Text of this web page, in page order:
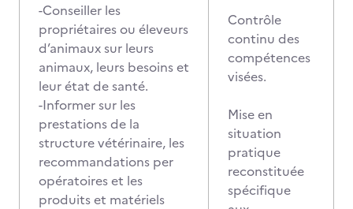
-Conseiller les
propriétaires ou éleveurs
d’animaux sur leurs
animaux, leurs besoins et
leur état de santé.
-Informer sur les
prestations de la
structure vétérinaire, les
recommandations per
opératoires et les
produits et matériels
Contrôle
continu des
compétences
visées.
Mise en
situation
pratique
reconstituée
spécifique